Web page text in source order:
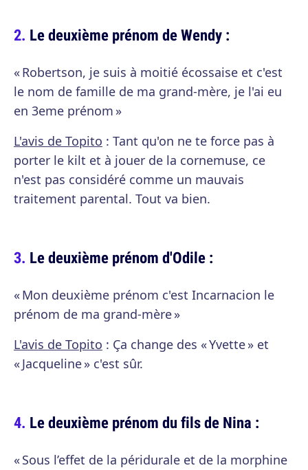
Le deuxième prénom de Wendy :
« Robertson, je suis à moitié écossaise et c'est
le nom de famille de ma grand-mère, je l'ai eu
en 3eme prénom »
L'avis de Topito : Tant qu'on ne te force pas à
porter le kilt et à jouer de la cornemuse, ce
n'est pas considéré comme un mauvais
traitement parental. Tout va bien.
Le deuxième prénom d'Odile :
« Mon deuxième prénom c'est Incarnacion le
prénom de ma grand-mère »
L'avis de Topito : Ça change des « Yvette » et
« Jacqueline » c'est sûr.
Le deuxième prénom du fils de Nina :
« Sous l’effet de la péridurale et de la morphine